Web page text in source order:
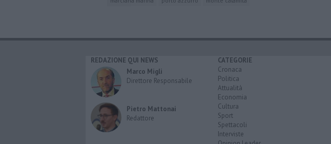
REDAZIONE QUI NEWS
Marco Migli
Direttore Responsabile
Pietro Mattonai
Redattore
CATEGORIE
Cronaca
Politica
Attualità
Economia
Cultura
Sport
Spettacoli
Interviste